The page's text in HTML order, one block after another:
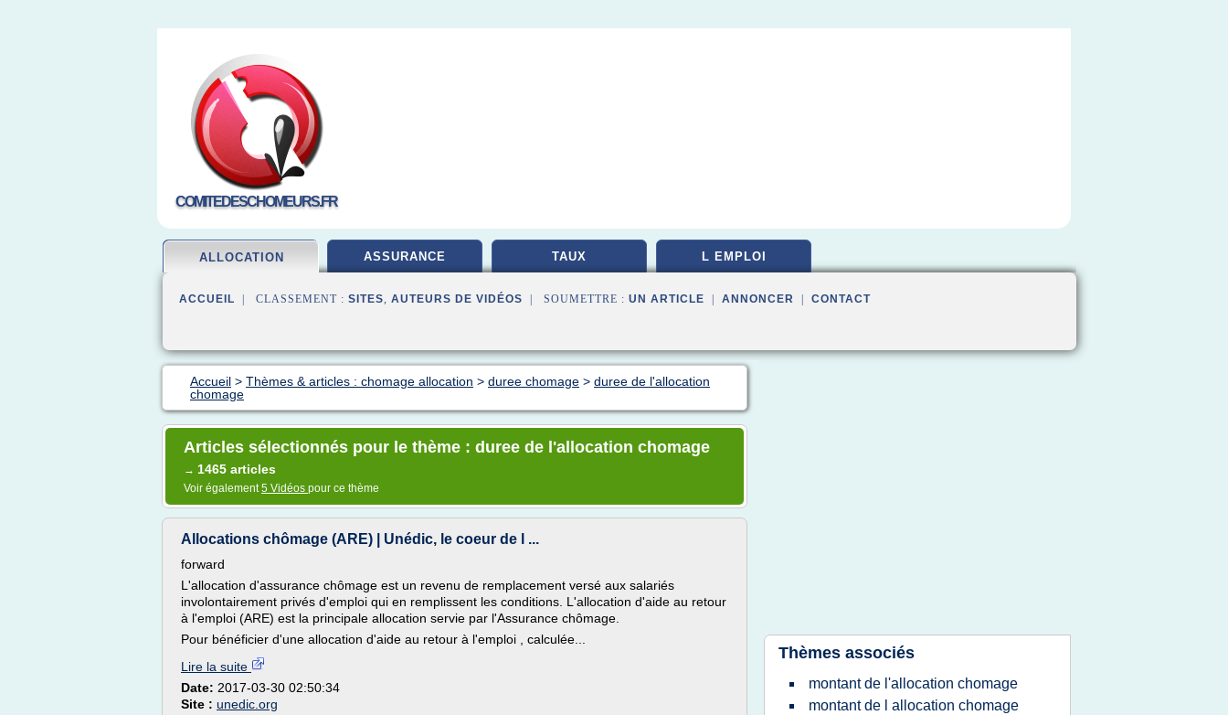
COMITEDESCHOMEURS.FR
ALLOCATION ASSURANCE TAUX L EMPLOI
ACCUEIL | CLASSEMENT : SITES, AUTEURS DE VIDÉOS | SOUMETTRE : UN ARTICLE ANNONCER CONTACT
Accueil > Thèmes & articles : chomage allocation > duree chomage > duree de l'allocation
chomage
Articles sélectionnés pour le thème : duree de l'allocation chomage
→ 1465 articles
Voir également5 Vidéos pour ce thème
Allocations chômage (ARE) | Unédic, le coeur de l ...
forward
L'allocation d'assurance chômage est un revenu de remplacement versé aux salariés
involontairement privés d'emploi qui en remplissent les conditions. L'allocation d'aide au retour
à l'emploi (ARE) est la principale allocation servie par l'Assurance chômage.
Pour bénéficier d'une allocation d'aide au retour à l'emploi , calculée...
Lire la suite
Date: 2017-03-30 02:50:34
Site : unedic.org
Thèmes associés
montant de l'allocation chomage
montant de l allocation chomage